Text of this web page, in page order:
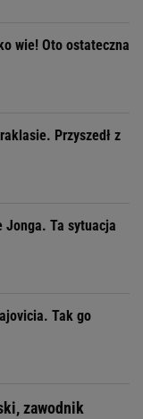
wie! Oto ostateczna
Przyszedł z
Jonga. Ta sytuacja
Tak go
zawodnik